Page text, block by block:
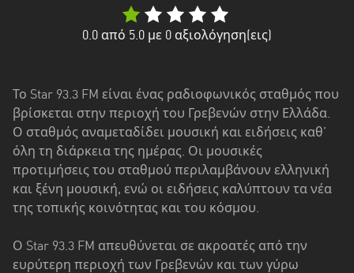
Ήπειρος
Θεσσαλία
Ιόνια
Μακεδονία
0.0 από 5.0 με 0 αξιολόγηση(εις)
Το Star 93.3 FM είναι ένας ραδιοφωνικός σταθμός που
βρίσκεται στην περιοχή του Γρεβενών στην Ελλάδα.
Ο σταθμός αναμεταδίδει μουσική και ειδήσεις καθ’
όλη τη διάρκεια της ημέρας. Οι μουσικές
προτιμήσεις του σταθμού περιλαμβάνουν ελληνική
και ξένη μουσική, ενώ οι ειδήσεις καλύπτουν τα νέα
της τοπικής κοινότητας και του κόσμου.
Ο Star 93.3 FM απευθύνεται σε ακροατές από την
ευρύτερη περιοχή των Γρεβενών και των γύρω